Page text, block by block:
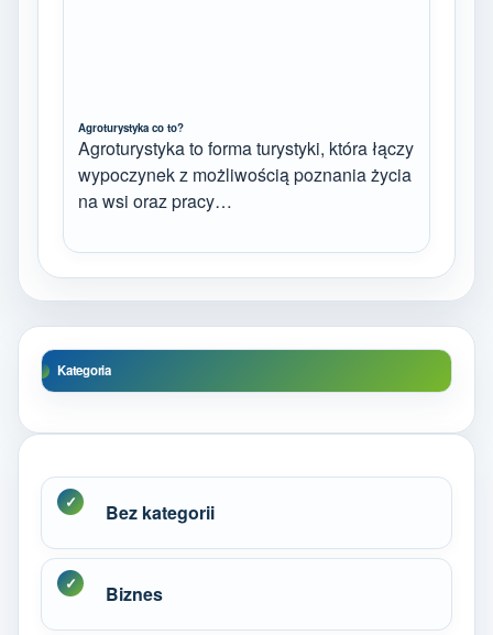
Agroturystyka co to?
Agroturystyka to forma turystyki, która łączy
wypoczynek z możliwością poznania życia
na wsi oraz pracy…
Kategoria
Bez kategorii
Biznes